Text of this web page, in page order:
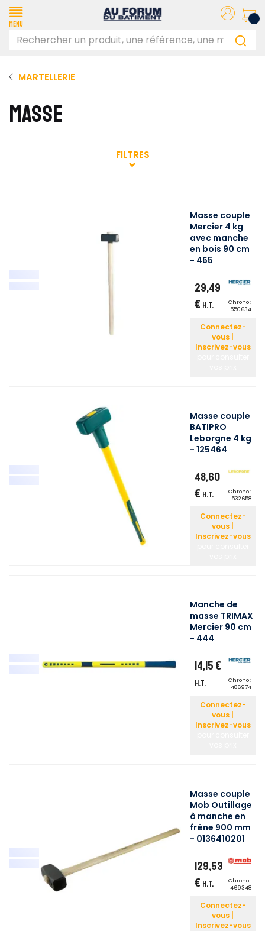
Menu
MARTELLERIE
MASSE
FILTRES
Masse couple
Mercier 4 kg
avec manche
en bois 90 cm
- 465
29,49
€ H.T.
Chrono :
550634
Connectez-
vous |
Inscrivez-vous
Masse couple
BATIPRO
Leborgne 4 kg
- 125464
48,60
€ H.T.
Chrono :
532658
Connectez-
vous |
Inscrivez-vous
Manche de
masse TRIMAX
Mercier 90 cm
- 444
14,15 €
H.T.
Chrono :
486974
Connectez-
vous |
Inscrivez-vous
Masse couple
Mob Outillage
à manche en
frêne 900 mm
- 0136410201
129,53
€ H.T.
Chrono :
469348
Connectez-
vous |
Inscrivez-vous